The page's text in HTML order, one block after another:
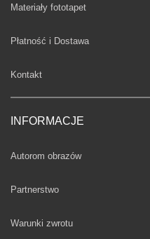
Materiały fototapet
Płatność i Dostawa
Kontakt
INFORMACJE
Autorom obrazów
Partnerstwo
Warunki zwrotu